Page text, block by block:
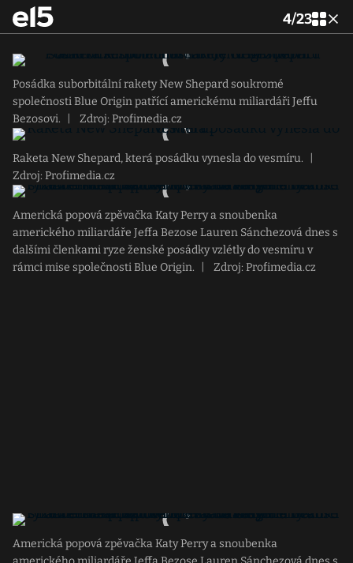
4/23
Posádka suborbitální rakety New Shepard soukromé
společnosti Blue Origin patřící americkému miliardáři Jeffu
Bezosovi.
Zdroj: Profimedia.cz
Raketa New Shepard, která posádku vynesla do vesmíru.
Zdroj: Profimedia.cz
Americká popová zpěvačka Katy Perry a snoubenka
amerického miliardáře Jeffa Bezose Lauren Sánchezová dnes s
dalšími členkami ryze ženské posádky vzlétly do vesmíru v
rámci mise společnosti Blue Origin.
Zdroj: Profimedia.cz
Americká popová zpěvačka Katy Perry a snoubenka